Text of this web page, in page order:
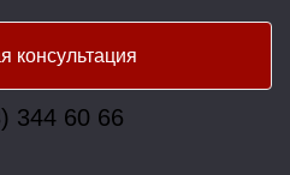
консультация
344 60 66